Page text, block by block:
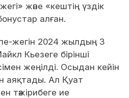
және «кештің үздік
алған.
жегін 2024 жылдың 3
Кьезеге бірінші
жеңілді. Осыдан кейін
аяқтады. Ал Қуат
тәжірибеге ие